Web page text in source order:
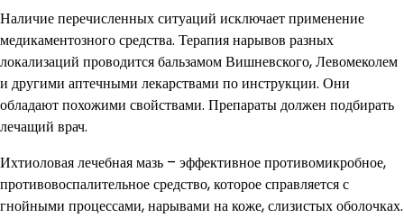
Наличие перечисленных ситуаций исключает применение
медикаментозного средства. Терапия нарывов разных
локализаций проводится бальзамом Вишневского, Левомеколем
и другими аптечными лекарствами по инструкции. Они
обладают похожими свойствами. Препараты должен подбирать
лечащий врач.
Ихтиоловая лечебная мазь – эффективное противомикробное,
противовоспалительное средство, которое справляется с
гнойными процессами, нарывами на коже, слизистых оболочках.